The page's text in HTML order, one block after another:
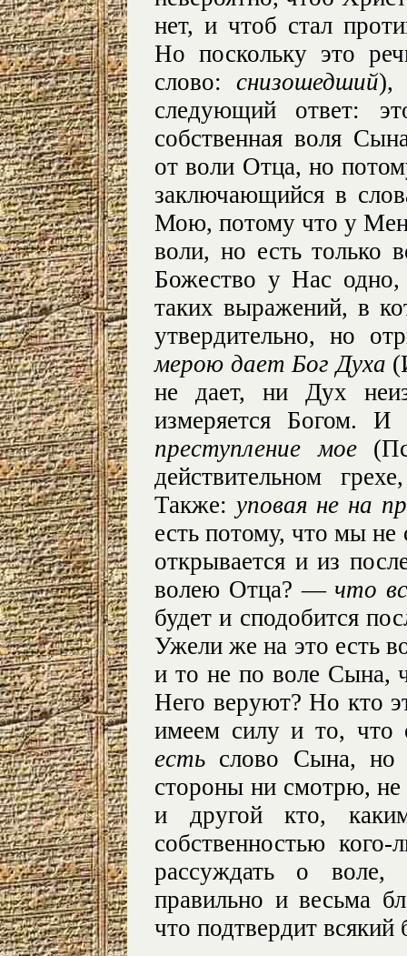
нет, и чтоб стал
Но поскольку это
слово: снизошедший),
следующий ответ:
собственная воля
от воли Отца, но
заключающийся в
Мою, потому что у
воли, но есть
Божество у Нас
таких выражений, в
утвердительно, но
мерою дает Бог Духа
не дает, ни Дух
измеряется Богом.
преступление мое
действительном
Также: уповая не на
есть потому, что мы
открывается и из
волею Отца? —что
будет и сподобится
Ужели же на это есть
и то не по воле Сына,
Него веруют? Но кто
имеем силу и то,
есть слово Сына,
стороны ни смотрю,
и другой кто,
собственностью
рассуждать о воле,
правильно и весьма
что подтвердит